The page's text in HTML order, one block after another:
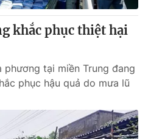
báo điện tử số 483/GP-BTTTT
Mỹ Hạnh, Phạm Quốc Thắng,
897 897
khắc phục thiệt hại
phương tại miền Trung đang
phục hậu quả do mưa lũ